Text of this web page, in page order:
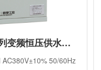
XLP3-5000系列变频恒压供水控制柜(箱)（老款）
AC380V±10% 50/60Hz